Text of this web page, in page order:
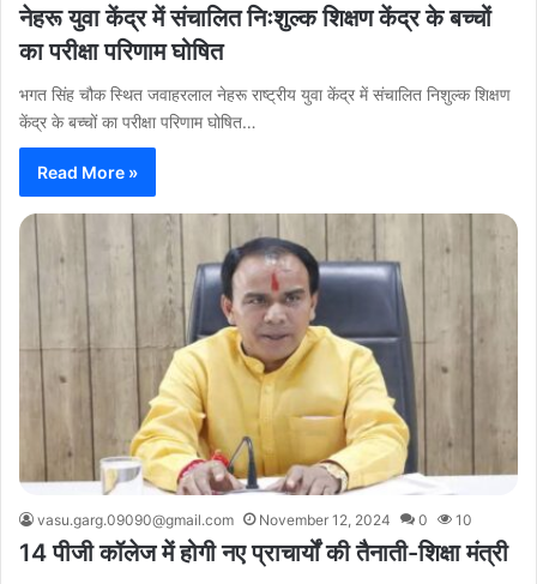
नेहरू युवा केंद्र में संचालित निःशुल्क शिक्षण केंद्र के बच्चों
का परीक्षा परिणाम घोषित
भगत सिंह चौक स्थित जवाहरलाल नेहरू राष्ट्रीय युवा केंद्र में संचालित निशुल्क शिक्षण
केंद्र के बच्चों का परीक्षा परिणाम घोषित…
Read More »
vasu.garg.09090@gmail.com November 12, 2024 0 10
14 पीजी कॉलेज में होगी नए प्राचार्यों की तैनाती-शिक्षा मंत्री